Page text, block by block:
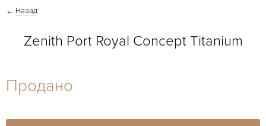
27-44
27-44
← Назад
Zenith Port Royal Concept Titanium
Продано